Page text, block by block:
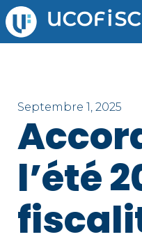
Septembre 1, 2025
l’été